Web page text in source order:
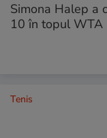
Simona Halep a
10 în topul WTA
Tenis